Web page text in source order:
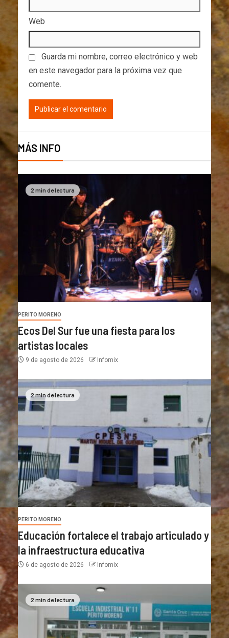
Web
Guarda mi nombre, correo electrónico y web
en este navegador para la próxima vez que
comente.
MÁS INFO
2 min de lectura
PERITO MORENO
Ecos Del Sur fue una fiesta para los
artistas locales
9 de agosto de 2026 Infomix
2 min de lectura
PERITO MORENO
Educación fortalece el trabajo articulado y
la infraestructura educativa
6 de agosto de 2026 Infomix
2 min de lectura